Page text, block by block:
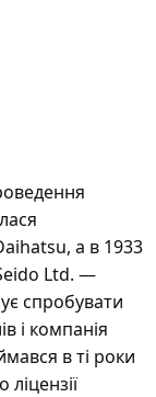
а в 1933
Ltd. —
спробувати
і компанія
в ті роки